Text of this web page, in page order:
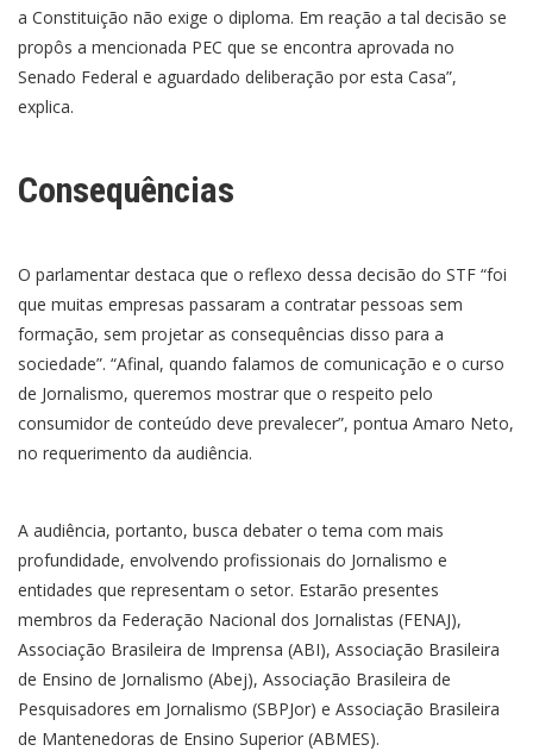
a Constituição não exige o diploma. Em reação a tal decisão se
propôs a mencionada PEC que se encontra aprovada no
Senado Federal e aguardado deliberação por esta Casa”,
explica.
Consequências
O parlamentar destaca que o reflexo dessa decisão do STF “foi
que muitas empresas passaram a contratar pessoas sem
formação, sem projetar as consequências disso para a
sociedade”. “Afinal, quando falamos de comunicação e o curso
de Jornalismo, queremos mostrar que o respeito pelo
consumidor de conteúdo deve prevalecer”, pontua Amaro Neto,
no requerimento da audiência.
A audiência, portanto, busca debater o tema com mais
profundidade, envolvendo profissionais do Jornalismo e
entidades que representam o setor. Estarão presentes
membros da Federação Nacional dos Jornalistas (FENAJ),
Associação Brasileira de Imprensa (ABI), Associação Brasileira
de Ensino de Jornalismo (Abej), Associação Brasileira de
Pesquisadores em Jornalismo (SBPJor) e Associação Brasileira
de Mantenedoras de Ensino Superior (ABMES).